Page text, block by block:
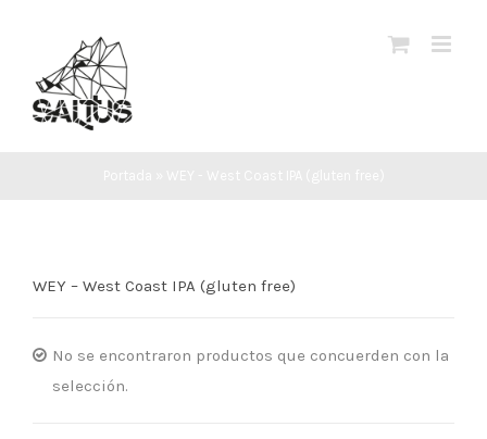
contenido
WEY – West Coast IPA (gluten free)
No se encontraron productos que concuerden con la
selección.